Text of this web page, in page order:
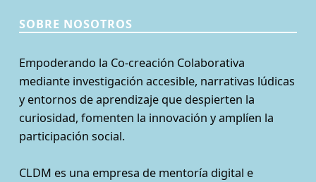
SOBRE NOSOTROS
Empoderando la Co-creación Colaborativa
mediante investigación accesible, narrativas lúdicas
y entornos de aprendizaje que despierten la
curiosidad, fomenten la innovación y amplíen la
participación social.
CLDM es una empresa de mentoría digital e